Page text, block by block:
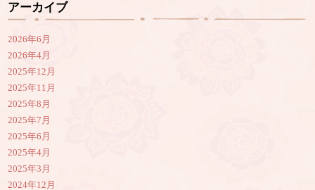
アーカイブ
2026年6月
2026年4月
2025年12月
2025年11月
2025年8月
2025年7月
2025年6月
2025年4月
2025年3月
2024年12月